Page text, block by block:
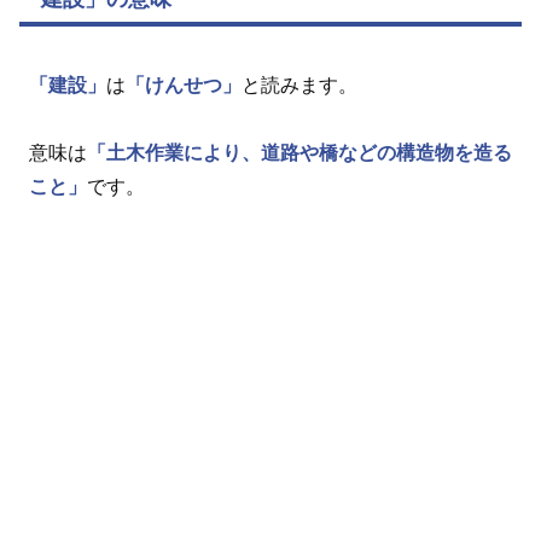
「建設」 は 「けんせつ」 と読みます。
意味は 「土木作業により、道路や橋などの構造物を造る
こと」 です。